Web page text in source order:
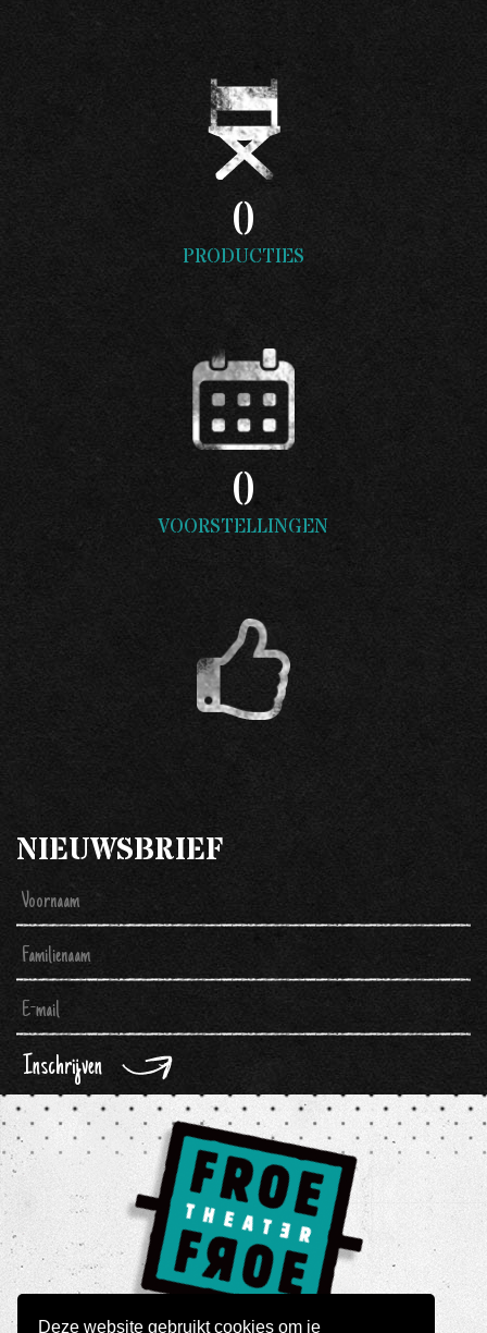
Deze website gebruikt cookies om je
0
PRODUCTIES
0
VOORSTELLINGEN
NIEUWSBRIEF
Inschrijven